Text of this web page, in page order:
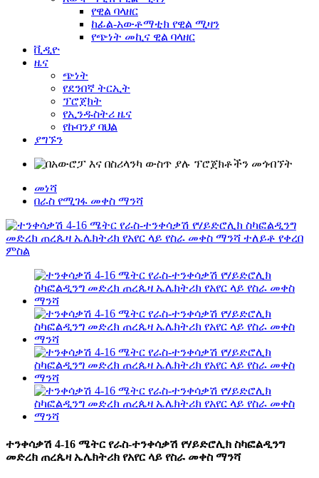
የዊል ባላዘር
ከፊል-አውቶማቲክ የዊል ሚዛን
የጭነት መኪና ዊል ባላዘር
ቪዲዮ
ዜና
ጭነት
የደንበኛ ትርኢት
ፕሮጀክት
የኢንዱስትሪ ዜና
የኩባንያ ባህል
ያግኙን
መነሻ
በራስ የሚገፋ መቀስ ማንሻ
ተንቀሳቃሽ 4-16 ሜትር የራስ-ተንቀሳቃሽ የሃይድሮሊክ ስካፎልዲንግ
መድረክ ጠረጴዛ ኤሌክትሪክ የአየር ላይ የስራ መቀስ ማንሻ